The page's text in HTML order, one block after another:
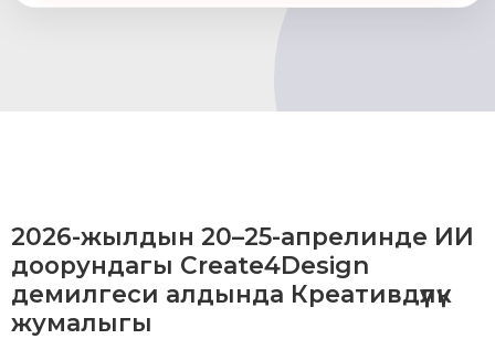
2026-жылдын 20–25-апрелинде ИИ
доорундагы Create4Design
демилгеси алдында Креативдүүлүк
жумалыгы